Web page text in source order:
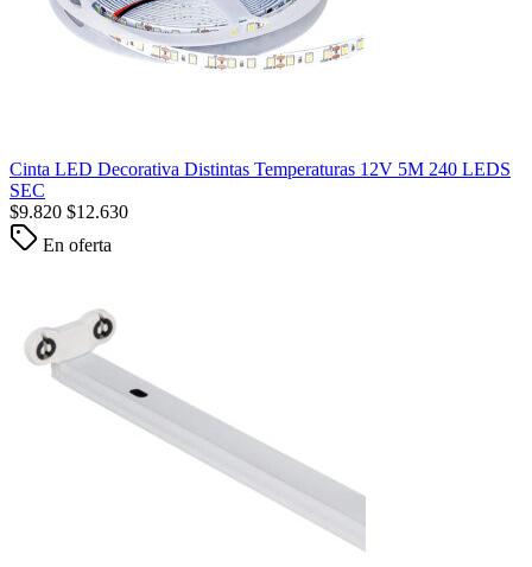
Cinta LED Decorativa Distintas Temperaturas 12V 5M 240 LEDS
SEC
$9.820 $12.630
En oferta